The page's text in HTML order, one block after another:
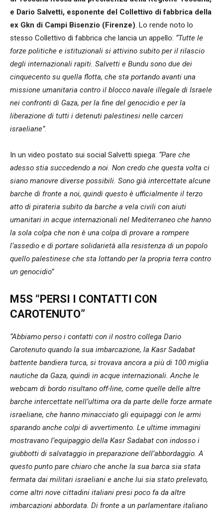
e Dario Salvetti, esponente del Collettivo di fabbrica della
ex Gkn di Campi Bisenzio (Firenze). Lo rende noto lo
stesso Collettivo di fabbrica che lancia un appello: “Tutte le
forze politiche e istituzionali si attivino subito per il rilascio
degli internazionali rapiti. Salvetti e Bundu sono due dei
cinquecento su quella flotta, che sta portando avanti una
missione umanitaria contro il blocco navale illegale di Israele
nei confronti di Gaza, per la fine del genocidio e per la
liberazione di tutti i detenuti palestinesi nelle carceri
israeliane”.
In un video postato sui social Salvetti spiega: “Pare che
adesso stia succedendo a noi. Non credo che questa volta ci
siano manovre diverse possibili. Sono già intercettate alcune
barche di fronte a noi, quindi questo è ufficialmente il terzo
atto di pirateria subito da barche a vela civili con aiuti
umanitari in acque internazionali nel Mediterraneo che hanno
la sola colpa che non è una colpa di provare a rompere
l’assedio e di portare solidarietà alla resistenza di un popolo
quello palestinese che sta lottando per la propria terra contro
un genocidio”
M5S “PERSI I CONTATTI CON
CAROTENUTO”
“Abbiamo perso i contatti con il nostro collega Dario
Carotenuto quando la sua imbarcazione, la Kasr Sadabat
battente bandiera turca, si trovava ancora a più di 100 miglia
nautiche da Gaza, quindi in acque internazionali. Anche le
webcam di bordo risultano off-line, come quelle delle altre
barche intercettate nell’ultima ora da parte delle forze armate
israeliane, che hanno minacciato gli equipaggi con le armi
sparando anche colpi di avvertimento. Le ultime immagini
mostravano l’equipaggio della Kasr Sadabat con indosso i
giubbotti di salvataggio in preparazione dell’abbordaggio. A
questo punto pare chiaro che anche la sua barca sia stata
fermata dai militari israeliani e anche lui sia stato prelevato,
come altri nove cittadini italiani presi poco fa da altre
imbarcazioni abbordata. Di fronte a un parlamentare italiano